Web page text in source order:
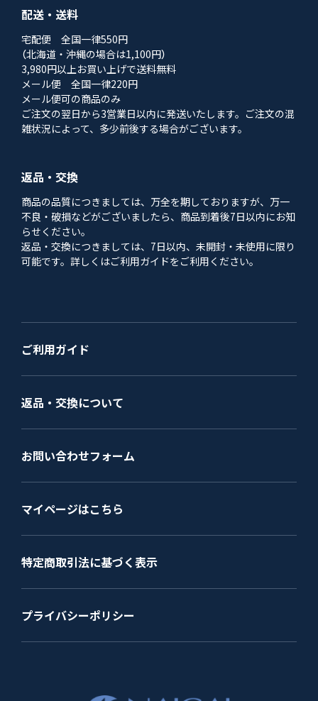
配送・送料
宅配便 全国一律550円
（北海道・沖縄の場合は1,100円）
3,980円以上お買い上げで送料無料
メール便 全国一律220円
メール便可の商品のみ
ご注文の翌日から3営業日以内に発送いたします。ご注文の混
雑状況によって、多少前後する場合がございます。
返品・交換
商品の品質につきましては、万全を期しておりますが、万一
不良・破損などがございましたら、商品到着後7日以内にお知
らせください。
返品・交換につきましては、7日以内、未開封・未使用に限り
可能です。詳しくはご利用ガイドをご利用ください。
ご利用ガイド
返品・交換について
お問い合わせフォーム
マイページはこちら
特定商取引法に基づく表示
プライバシーポリシー